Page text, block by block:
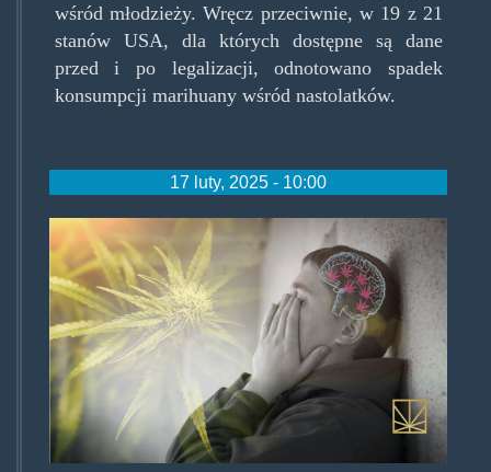
wśród młodzieży. Wręcz przeciwnie, w 19 z 21
stanów USA, dla których dostępne są dane
przed i po legalizacji, odnotowano spadek
konsumpcji marihuany wśród nastolatków.
17 luty, 2025 - 10:00
mjschizo.jpg